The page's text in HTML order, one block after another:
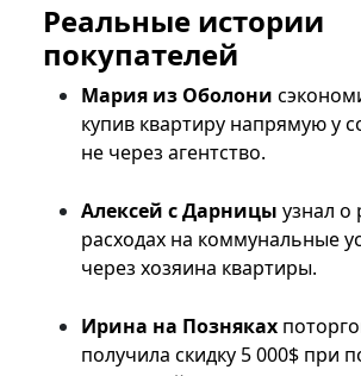
Реальные истории
покупателей
Мария из Оболони
купив квартиру напрямую у
не через агентство.
Алексей с Дарницы узнал о
расходах на коммунальные
через хозяина квартиры.
Ирина на Позняках
получила скидку 5 000$ при